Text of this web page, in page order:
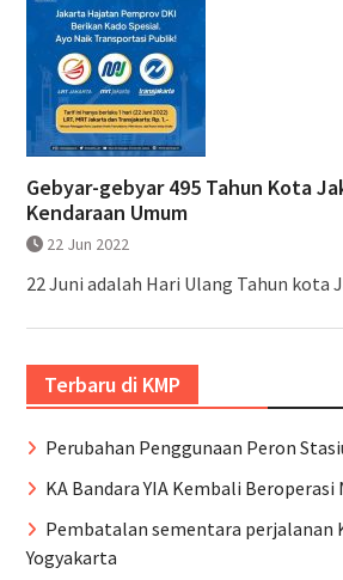
Gebyar-gebyar 495 Tahun Kota
Kendaraan Umum
22 Jun 2022
22 Juni adalah Hari Ulang Tahun kota
Terbaru di KMP
Perubahan Penggunaan Peron
KA Bandara YIA Kembali Beroperasi
Pembatalan sementara perjalanan
Yogyakarta